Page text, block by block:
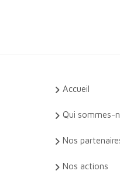
Accueil
Qui sommes-
Nos
Nos actions